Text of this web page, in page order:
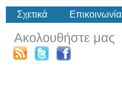
Σχετικά Επικοινωνία
Ακολουθήστε μας